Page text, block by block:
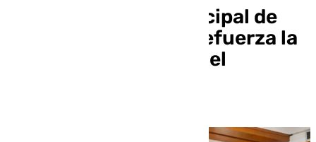
El presupuesto municipal de
Córdoba para 2026 refuerza la
inversión y mantiene el